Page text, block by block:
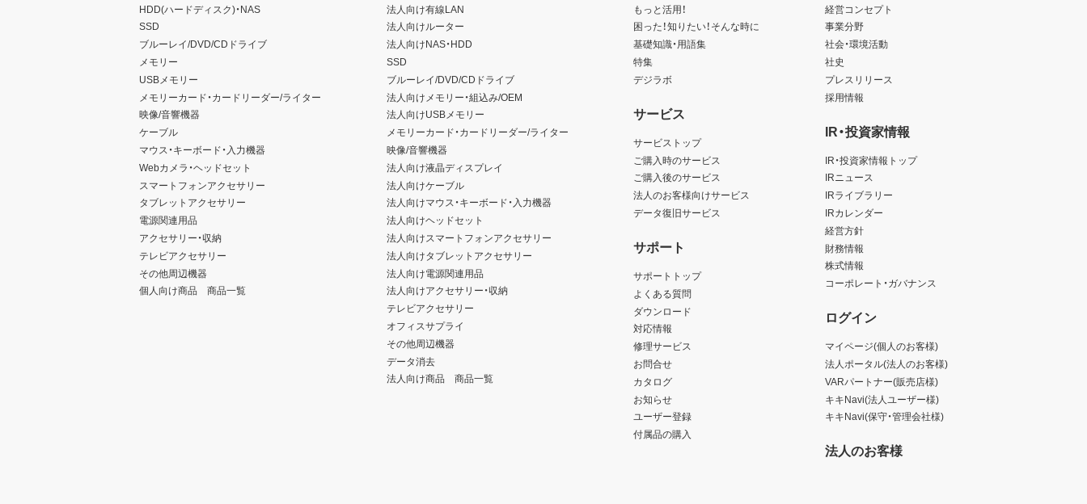
HDD(ハードディスク)・NAS
SSD
ブルーレイ/DVD/CDドライブ
メモリー
USBメモリー
メモリーカード・カードリーダー/ライター
映像/音響機器
ケーブル
マウス・キーボード・入力機器
Webカメラ・ヘッドセット
スマートフォンアクセサリー
タブレットアクセサリー
電源関連用品
アクセサリー・収納
テレビアクセサリー
その他周辺機器
個人向け商品 商品一覧
法人向け有線LAN
法人向けルーター
法人向けNAS・HDD
SSD
ブルーレイ/DVD/CDドライブ
法人向けメモリー・組込み/OEM
法人向けUSBメモリー
メモリーカード・カードリーダー/ライター
映像/音響機器
法人向け液晶ディスプレイ
法人向けケーブル
法人向けマウス・キーボード・入力機器
法人向けヘッドセット
法人向けスマートフォンアクセサリー
法人向けタブレットアクセサリー
法人向け電源関連用品
法人向けアクセサリー・収納
テレビアクセサリー
オフィスサプライ
その他周辺機器
データ消去
法人向け商品 商品一覧
もっと活用！
困った！知りたい！そんな時に
基礎知識・用語集
特集
デジラボ
サービス
サービストップ
ご購入時のサービス
ご購入後のサービス
法人のお客様向けサービス
データ復旧サービス
サポート
サポートトップ
よくある質問
ダウンロード
対応情報
修理サービス
お問合せ
カタログ
お知らせ
ユーザー登録
付属品の購入
経営コンセプト
事業分野
社会・環境活動
社史
プレスリリース
採用情報
IR・投資家情報
IR・投資家情報トップ
IRニュース
IRライブラリー
IRカレンダー
経営方針
財務情報
株式情報
コーポレート・ガバナンス
ログイン
マイページ(個人のお客様)
法人ポータル(法人のお客様)
VARパートナー(販売店様)
キキNavi(法人ユーザー様)
キキNavi(保守・管理会社様)
法人のお客様